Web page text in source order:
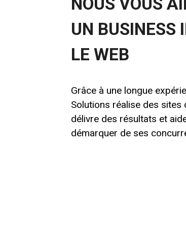
UN BUSINESS
LE WEB
Grâce à une longue
Solutions réalise des sites
délivre des résultats et
démarquer de ses